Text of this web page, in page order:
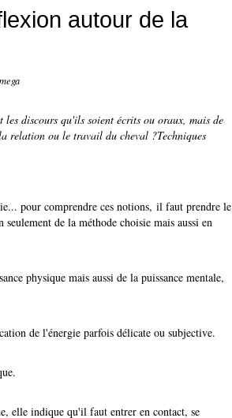
autour de la
les discours qu'ils soient écrits ou oraux, mais de
relation ou le travail du cheval ?​​​​​Techniques
pour comprendre ces notions, il faut prendre le
de la méthode choisie mais aussi en
physique mais aussi de la puissance mentale,
de l'énergie parfois délicate ou subjective.
elle indique qu'il faut entrer en contact, se